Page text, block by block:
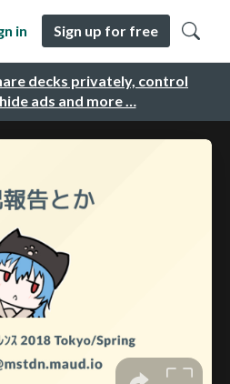
decks privately, control
ads and more …
in Sign up for free